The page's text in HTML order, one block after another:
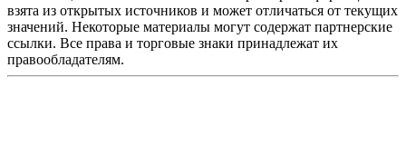
взята из открытых источников и может отличаться от текущих
значений. Некоторые материалы могут содержат партнерские
ссылки. Все права и торговые знаки принадлежат их
правообладателям.